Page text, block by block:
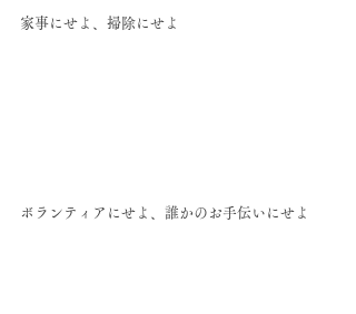
家事にせよ、掃除にせよ
ボランティアにせよ、誰かのお手伝いにせよ